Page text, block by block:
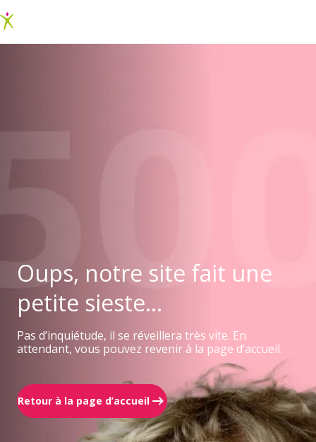
Oups, notre site fait une
petite sieste...
Pas d’inquiétude, il se réveillera très vite. En
attendant, vous pouvez revenir à la page d’accueil.
Retour à la page d’accueil